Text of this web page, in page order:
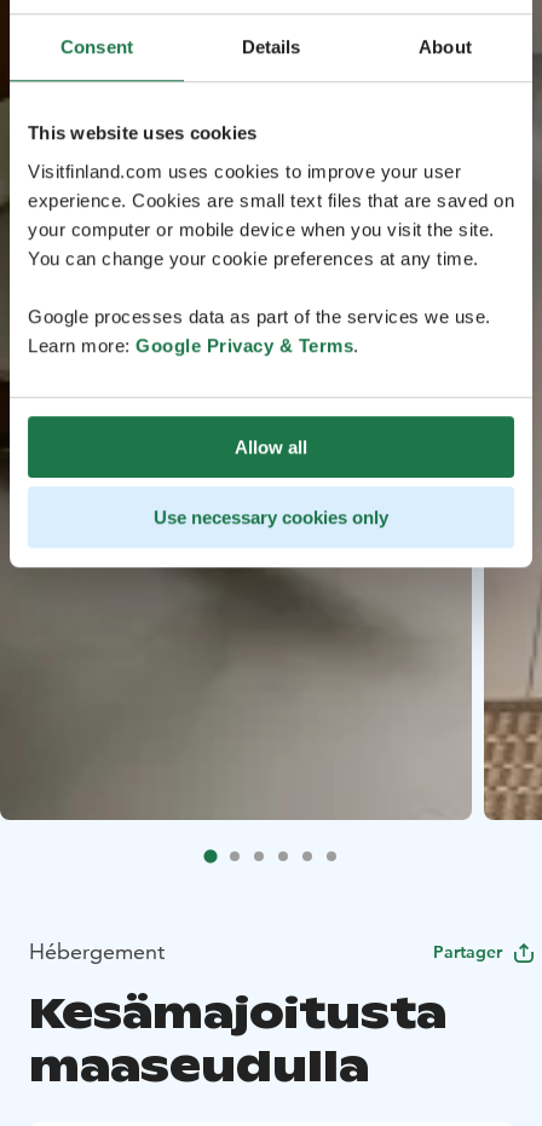
Consent Details About
This website uses cookies
Visitfinland.com uses cookies to improve your user
experience. Cookies are small text files that are saved on
your computer or mobile device when you visit the site.
You can change your cookie preferences at any time.
Google processes data as part of the services we use.
Learn more: Google Privacy & Terms.
Allow all
Use necessary cookies only
Hébergement Partager
Kesämajoitusta
maaseudulla